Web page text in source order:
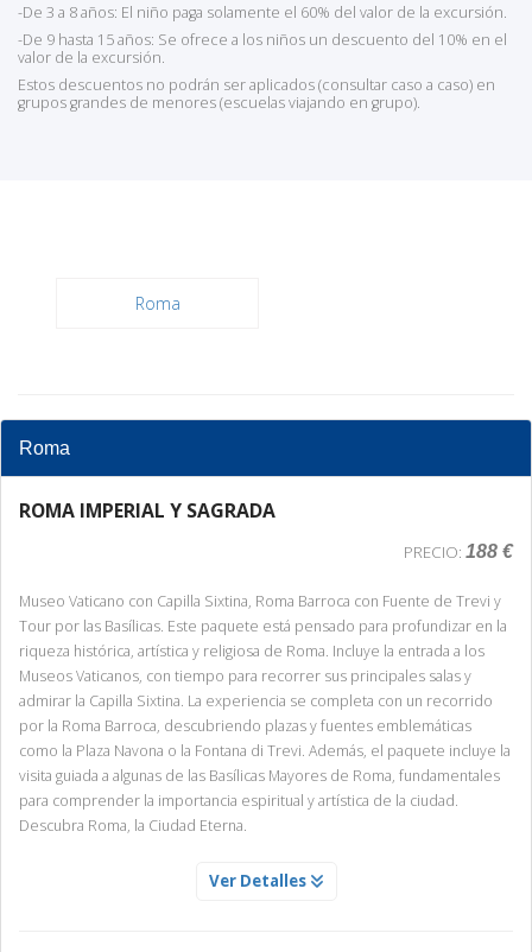
-De 3 a 8 años: El niño paga solamente el 60% del valor de la excursión.
-De 9 hasta 15 años: Se ofrece a los niños un descuento del 10% en el
valor de la excursión.
Estos descuentos no podrán ser aplicados (consultar caso a caso) en
grupos grandes de menores (escuelas viajando en grupo).
Roma
Roma
ROMA IMPERIAL Y SAGRADA
PRECIO: 188 €
Museo Vaticano con Capilla Sixtina, Roma Barroca con Fuente de Trevi y
Tour por las Basílicas. Este paquete está pensado para profundizar en la
riqueza histórica, artística y religiosa de Roma. Incluye la entrada a los
Museos Vaticanos, con tiempo para recorrer sus principales salas y
admirar la Capilla Sixtina. La experiencia se completa con un recorrido
por la Roma Barroca, descubriendo plazas y fuentes emblemáticas
como la Plaza Navona o la Fontana di Trevi. Además, el paquete incluye la
visita guiada a algunas de las Basílicas Mayores de Roma, fundamentales
para comprender la importancia espiritual y artística de la ciudad.
Descubra Roma, la Ciudad Eterna.
MUSEOS VATICANOS Y CAPILLA SIXTINA
Ver Detalles